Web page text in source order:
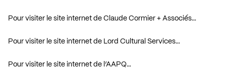
Pour visiter le site internet de Claude Cormier + Associés…
Pour visiter le site internet de Lord Cultural Services…
Pour visiter le site internet de l’AAPQ…